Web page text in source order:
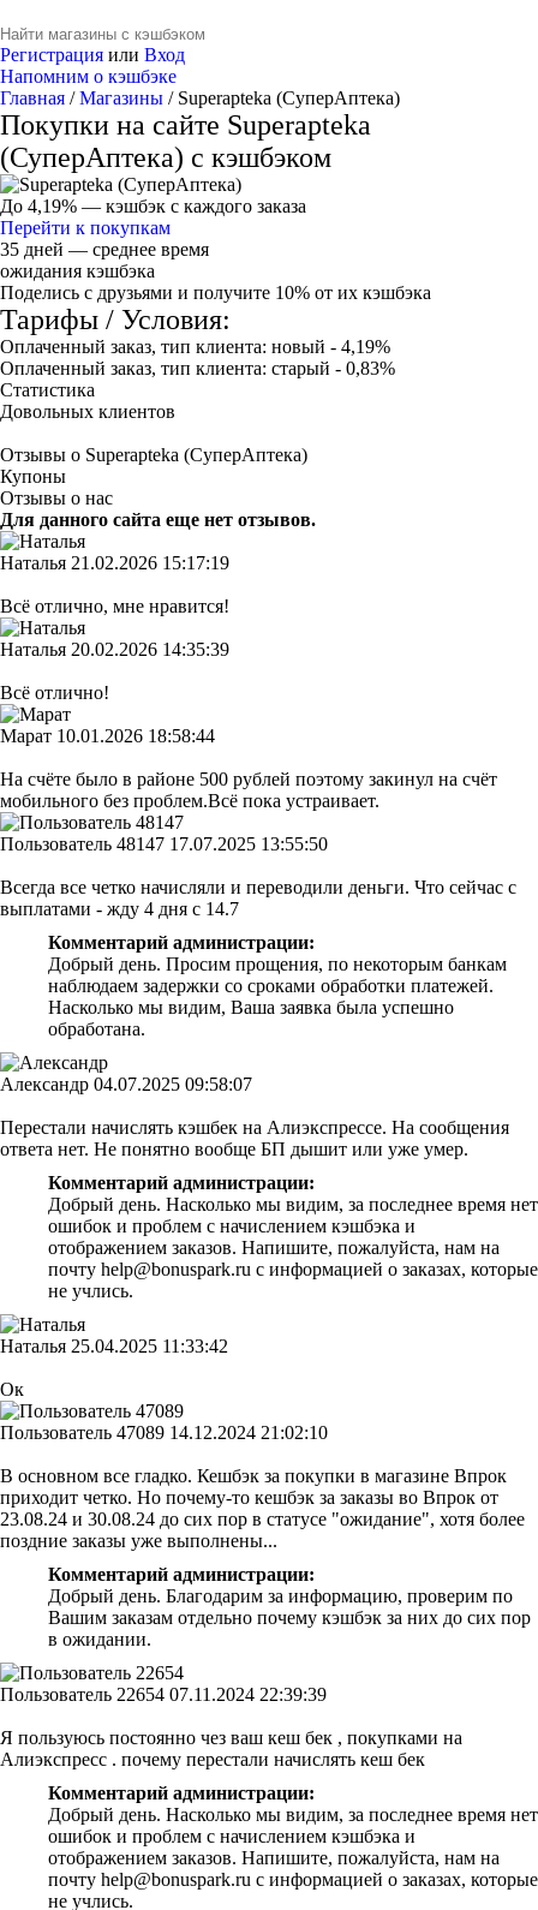
Регистрация или Вход
Напомним о кэшбэке
Главная / Магазины / Superapteka (СуперАптека)
Покупки на сайте Superapteka
(СуперАптека) с кэшбэком
До 4,19% — кэшбэк с каждого заказа
Перейти к покупкам
35 дней — среднее время
ожидания кэшбэка
Поделись с друзьями и получите 10% от их кэшбэка
Тарифы / Условия:
Оплаченный заказ, тип клиента: новый - 4,19%
Оплаченный заказ, тип клиента: старый - 0,83%
Статистика
Довольных клиентов
Отзывы о Superapteka (СуперАптека)
Купоны
Отзывы о нас
Для данного сайта еще нет отзывов.
Наталья 21.02.2026 15:17:19
Всё отлично, мне нравится!
Наталья 20.02.2026 14:35:39
Всё отлично!
Марат 10.01.2026 18:58:44
На счёте было в районе 500 рублей поэтому закинул на счёт
мобильного без проблем.Всё пока устраивает.
Пользователь 48147 17.07.2025 13:55:50
Всегда все четко начисляли и переводили деньги. Что сейчас с
выплатами - жду 4 дня с 14.7
Комментарий администрации:
Добрый день. Просим прощения, по некоторым банкам
наблюдаем задержки со сроками обработки платежей.
Насколько мы видим, Ваша заявка была успешно
обработана.
Александр 04.07.2025 09:58:07
Перестали начислять кэшбек на Алиэкспрессе. На сообщения
ответа нет. Не понятно вообще БП дышит или уже умер.
Комментарий администрации:
Добрый день. Насколько мы видим, за последнее время нет
ошибок и проблем с начислением кэшбэка и
отображением заказов. Напишите, пожалуйста, нам на
почту help@bonuspark.ru с информацией о заказах, которые
не учлись.
Наталья 25.04.2025 11:33:42
Ок
Пользователь 47089 14.12.2024 21:02:10
В основном все гладко. Кешбэк за покупки в магазине Впрок
приходит четко. Но почему-то кешбэк за заказы во Впрок от
23.08.24 и 30.08.24 до сих пор в статусе "ожидание", хотя более
поздние заказы уже выполнены...
Комментарий администрации:
Добрый день. Благодарим за информацию, проверим по
Вашим заказам отдельно почему кэшбэк за них до сих пор
в ожидании.
Пользователь 22654 07.11.2024 22:39:39
Я пользуюсь постоянно чез ваш кеш бек , покупками на
Алиэкспресс . почему перестали начислять кеш бек
Комментарий администрации:
Добрый день. Насколько мы видим, за последнее время нет
ошибок и проблем с начислением кэшбэка и
отображением заказов. Напишите, пожалуйста, нам на
почту help@bonuspark.ru с информацией о заказах, которые
не учлись.